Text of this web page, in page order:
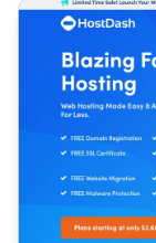
Programa de